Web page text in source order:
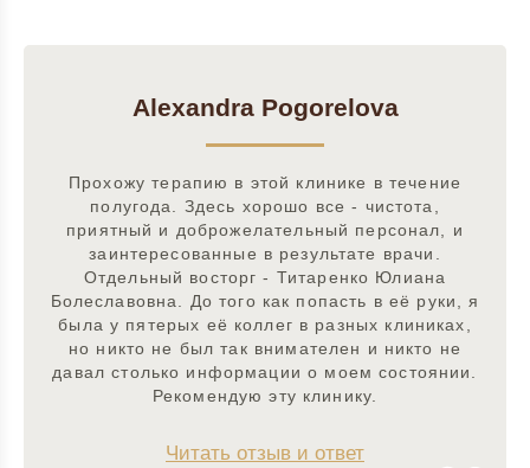
Alexandra Pogorelova
Прохожу терапию в этой клинике в течение
полугода. Здесь хорошо все - чистота,
приятный и доброжелательный персонал, и
заинтересованные в результате врачи.
Отдельный восторг - Титаренко Юлиана
Болеславовна. До того как попасть в её руки, я
была у пятерых её коллег в разных клиниках,
но никто не был так внимателен и никто не
давал столько информации о моем состоянии.
Рекомендую эту клинику.
Читать отзыв и ответ